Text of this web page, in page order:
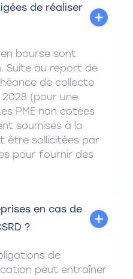
de réaliser
en bourse sont
Suite au report de
de collecte
2028 (pour une
PME non cotées
soumises à la
être sollicitées par
pour fournir des
en cas de
?
de
peut entraîner